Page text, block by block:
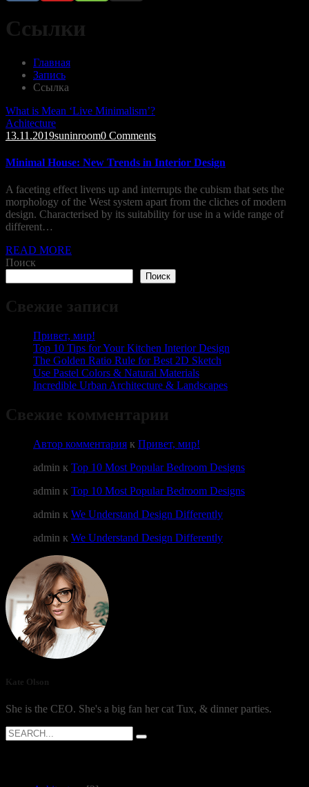
Ссылки
Главная
Запись
Ссылка
What is Mean ‘Live Minimalism’?
Achitecture
13.11.2019suninroom0 Comments
Minimal House: New Trends in Interior Design
A faceting effect livens up and interrupts the cubism that sets the
morphology of the West system apart from the cliches of modern
design. Characterised by its suitability for use in a wide range of
different…
READ MORE
Поиск
Поиск
Свежие записи
Привет, мир!
Top 10 Tips for Your Kitchen Interior Design
The Golden Ratio Rule for Best 2D Sketch
Use Pastel Colors & Natural Materials
Incredible Urban Architecture & Landscapes
Свежие комментарии
Автор комментария к Привет, мир!
admin к Top 10 Most Popular Bedroom Designs
admin к Top 10 Most Popular Bedroom Designs
admin к We Understand Design Differently
admin к We Understand Design Differently
Kate Olson
She is the CEO. She's a big fan her cat Tux, & dinner parties.
Search
for: